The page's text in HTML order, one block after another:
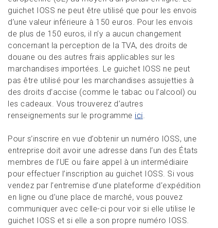
guichet IOSS ne peut être utilisé que pour les envois
d’une valeur inférieure à 150 euros. Pour les envois
de plus de 150 euros, il n’y a aucun changement
concernant la perception de la TVA, des droits de
douane ou des autres frais applicables sur les
marchandises importées. Le guichet IOSS ne peut
pas être utilisé pour les marchandises assujetties à
des droits d’accise (comme le tabac ou l’alcool) ou
les cadeaux. Vous trouverez d’autres
renseignements sur le programme ici.
Pour s’inscrire en vue d’obtenir un numéro IOSS, une
entreprise doit avoir une adresse dans l’un des États
membres de l’UE ou faire appel à un intermédiaire
pour effectuer l’inscription au guichet IOSS. Si vous
vendez par l’entremise d’une plateforme d’expédition
en ligne ou d’une place de marché, vous pouvez
communiquer avec celle-ci pour voir si elle utilise le
guichet IOSS et si elle a son propre numéro IOSS.